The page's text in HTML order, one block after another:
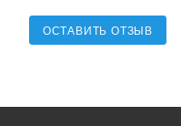
ОСТАВИТЬ ОТЗЫВ